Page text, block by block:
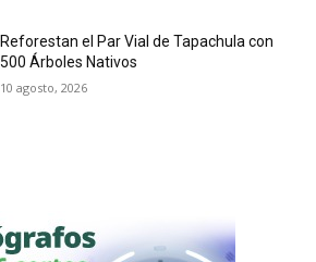
Reforestan el Par Vial de Tapachula con
500 Árboles Nativos
10 agosto, 2026